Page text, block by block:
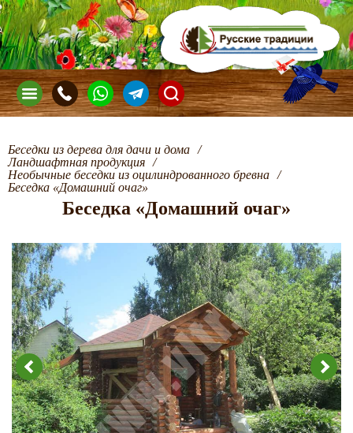
Беседки из дерева для дачи и дома /
Ландшафтная продукция /
Необычные беседки из оцилиндрованного бревна /
Беседка «Домашний очаг»
Беседка «Домашний очаг»